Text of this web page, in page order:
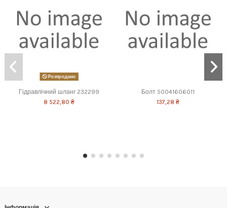
Розпродано
Гідравлічний шланг 232299
8 522,80 ₴
Болт 50041606011
137,28 ₴